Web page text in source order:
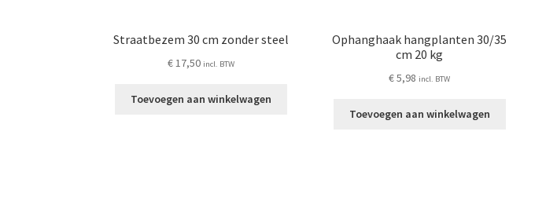
Straatbezem 30 cm zonder steel
€17,50 incl. BTW
Toevoegen aan winkelwagen
Ophanghaak hangplanten 30/35
cm 20 kg
€5,98 incl. BTW
Toevoegen aan winkelwagen